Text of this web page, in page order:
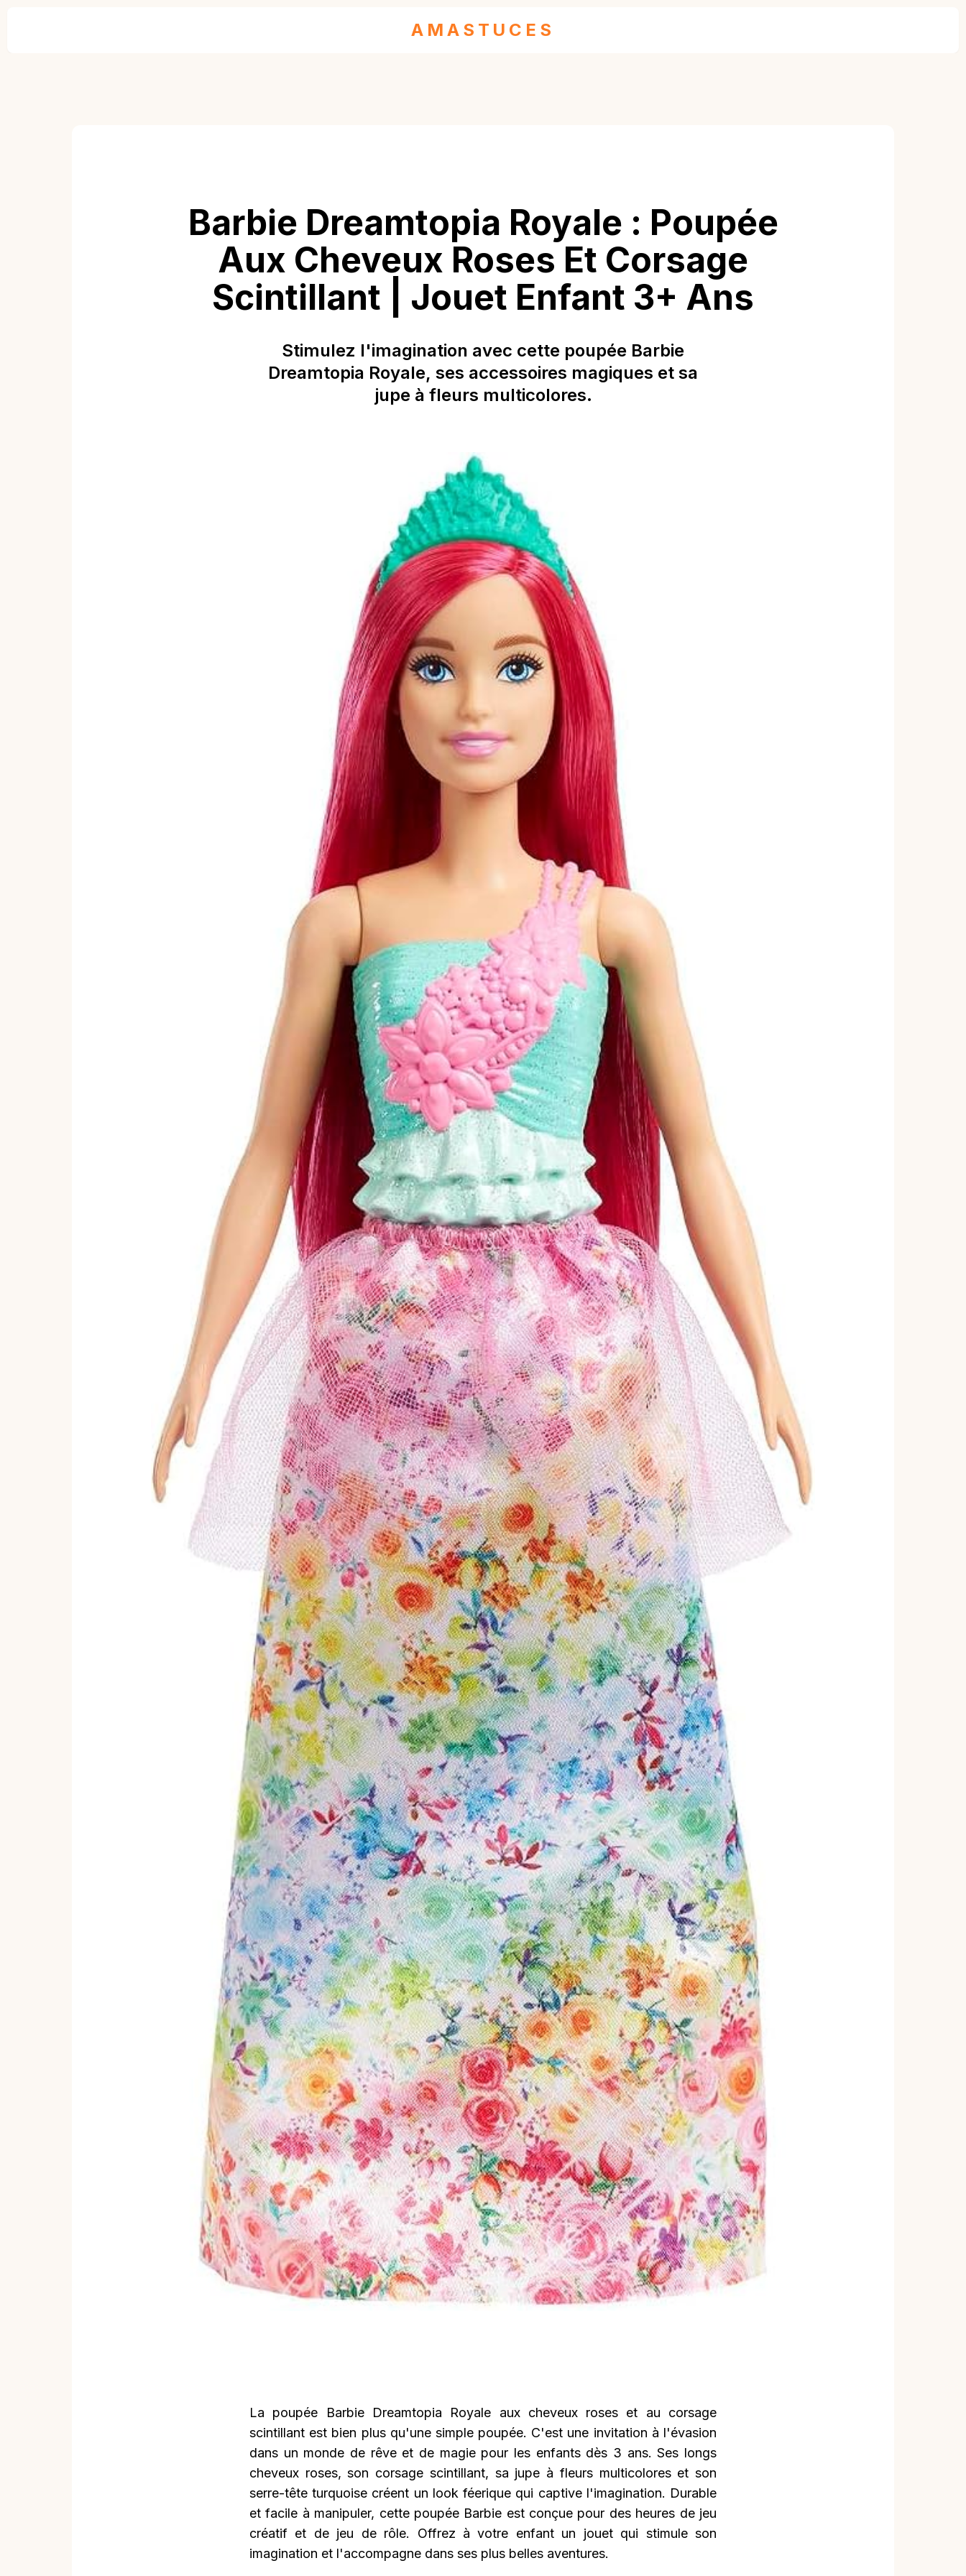
AMASTUCES
Barbie Dreamtopia Royale : Poupée
Aux Cheveux Roses Et Corsage
Scintillant | Jouet Enfant 3+ Ans
Stimulez l'imagination avec cette poupée Barbie
Dreamtopia Royale, ses accessoires magiques et sa
jupe à fleurs multicolores.
La poupée Barbie Dreamtopia Royale aux cheveux roses et au corsage
scintillant est bien plus qu'une simple poupée. C'est une invitation à l'évasion
dans un monde de rêve et de magie pour les enfants dès 3 ans. Ses longs
cheveux roses, son corsage scintillant, sa jupe à fleurs multicolores et son
serre-tête turquoise créent un look féerique qui captive l'imagination. Durable
et facile à manipuler, cette poupée Barbie est conçue pour des heures de jeu
créatif et de jeu de rôle. Offrez à votre enfant un jouet qui stimule son
imagination et l'accompagne dans ses plus belles aventures.